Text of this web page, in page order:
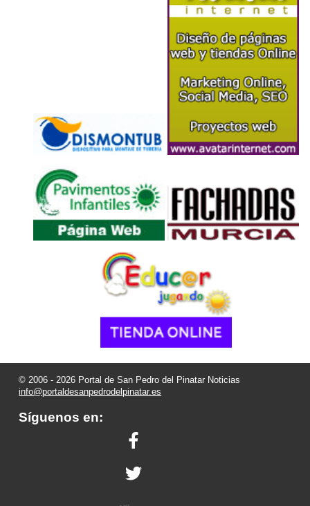
© 2006 - 2026 Portal de San Pedro del Pinatar Noticias
info@portaldesanpedrodelpinatar.es
Síguenos en: